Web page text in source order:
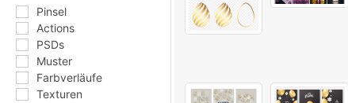
Pinsel
Actions
PSDs
Muster
Farbverläufe
Texturen